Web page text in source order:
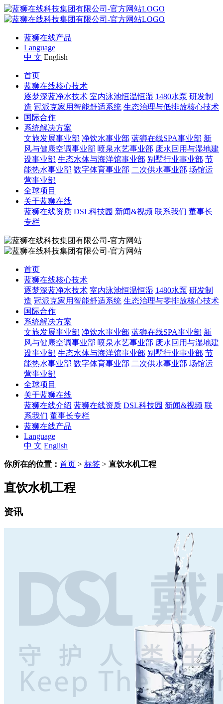
蓝狮在线产品
Language
中 文 English
首页
蓝狮在线核心技术
逐梦深蓝净水技术 室内泳池恒温恒湿 1480水泵 研发制
造 冠派克家用智能舒适系统 生态治理与低排放核心技术
国际合作
系统解决方案
文旅发展事业部 净饮水事业部 蓝狮在线SPA事业部 新
风与健康空调事业部 喷泉水艺事业部 废水回用与湿地建
设事业部 生态水体与海洋馆事业部 别墅行业事业部 节
能热水事业部 数字体育事业部 二次供水事业部 场馆运
营事业部
全球项目
关于蓝狮在线
蓝狮在线资质 DSL科技园 新闻&视频 联系我们 董事长
专栏
首页
蓝狮在线核心技术
逐梦深蓝净水技术 室内泳池恒温恒湿 1480水泵 研发制
造 冠派克家用智能舒适系统 生态治理与零排放核心技术
国际合作
系统解决方案
文旅发展事业部 净饮水事业部 蓝狮在线SPA事业部 新
风与健康空调事业部 喷泉水艺事业部 废水回用与湿地建
设事业部 生态水体与海洋馆事业部 别墅行业事业部 节
能热水事业部 数字体育事业部 二次供水事业部 场馆运
营事业部
全球项目
关于蓝狮在线
蓝狮在线介绍 蓝狮在线资质 DSL科技园 新闻&视频 联
系我们 董事长专栏
蓝狮在线产品
Language
中 文 English
你所在的位置： 首页 > 标签 > 直饮水机工程
直饮水机工程
资讯